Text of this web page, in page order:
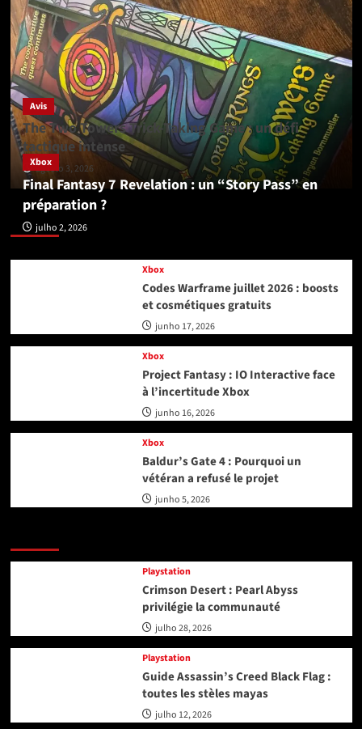
Avis
The Two Towers Trick-Taking Game : un défi
tactique intense
agosto 3, 2026
Xbox
Xbox
Final Fantasy 7 Revelation : un “Story Pass” en
préparation ?
julho 2, 2026
Xbox
Codes Warframe juillet 2026 : boosts
et cosmétiques gratuits
junho 17, 2026
Xbox
Project Fantasy : IO Interactive face
à l’incertitude Xbox
junho 16, 2026
Xbox
Baldur’s Gate 4 : Pourquoi un
vétéran a refusé le projet
junho 5, 2026
Playstation
Crimson Desert : Pearl Abyss
privilégie la communauté
julho 28, 2026
Playstation
Guide Assassin’s Creed Black Flag :
toutes les stèles mayas
julho 12, 2026